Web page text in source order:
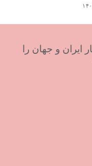
ایران و جهان را